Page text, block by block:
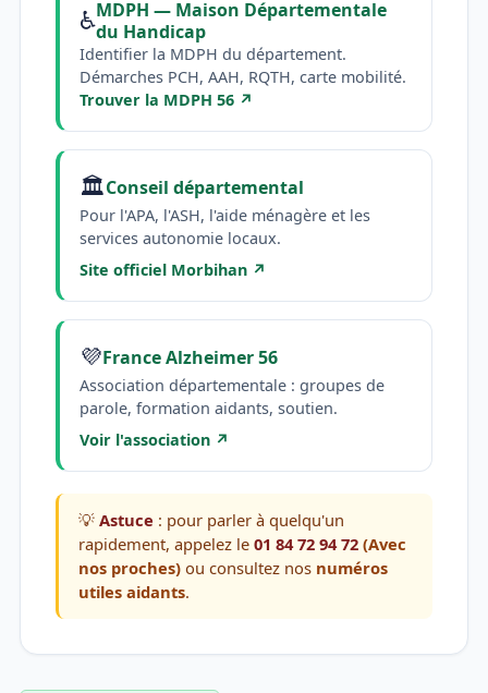
♿MDPH — Maison Départementale
du Handicap
Identifier la MDPH du département.
Démarches PCH, AAH, RQTH, carte mobilité.
Trouver la MDPH 56 ↗
🏛️Conseil départemental
Pour l'APA, l'ASH, l'aide ménagère et les
services autonomie locaux.
Site officiel Morbihan ↗
💜France Alzheimer 56
Association départementale : groupes de
parole, formation aidants, soutien.
Voir l'association ↗
💡Astuce : pour parler à quelqu'un
rapidement, appelez le01 84 72 94 72 (Avec
nos proches) ou consultez nos numéros
utiles aidants.